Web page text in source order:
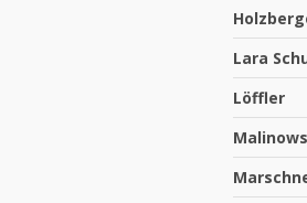
Lara
Löffler